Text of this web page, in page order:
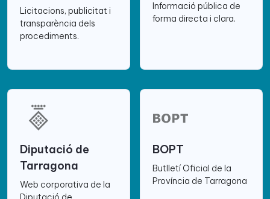
Licitacions, publicitat i
transparència dels
procediments.
Informació pública de
forma directa i clara.
Diputació de
Tarragona
Web corporativa de la
BOPT
Butlletí Oficial de la
Província de Tarragona